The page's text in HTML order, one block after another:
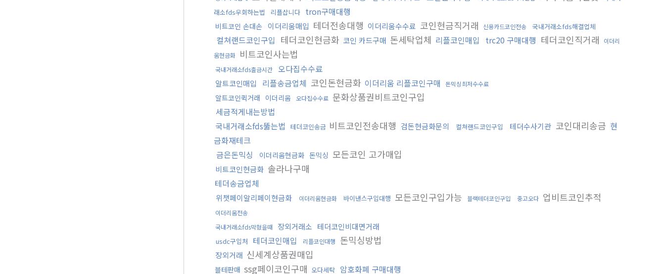
래소fds우회하는법
리플삽니다 tron구매대행
비트코인 손대손 이더리움매입 테더전송대행 이더리움수수료 코인현금직거래 신용카드코인전송 국내거래소fds해결업체
컬쳐랜드코인구입 테더코인현금화 코인 카드구매 돈세탁업체 리플코인매입 trc20 구매대행 테더코인직거래
이더리
움현금화 비트코인사는법
국내거래소fds출금시간 오다집수수료
알트코인매입 리플송금업체 코인돈현금화 이더리움 리플코인구매 돈믹싱최저수수료
알트코인퀵거래 이더리움 오다집수수료 문화상품권비트코인구입
세금적게내는방법
국내거래소fds뚫는법
테더코인송금 비트코인전송대행 검돈현금화문의 컬쳐랜드코인구입 테더수사기관 코인대리송금 현
금화재테크
금은돈믹싱
이더리움현금화 돈믹싱 모든코인 고가매입
비트코인현금화 솔라나구매
테더송금업체
위챗페이알리페이현금화 이더리움현금화 바이낸스구입대행 모든코인구입가능 블랙테더코인구입 중고오다 업비트코인추적
이더리움전송
국내거래소fds막혔을때
장외거래소 테더코인비대면거래
usdc구입처 테더코인매입 리플코인대행 돈믹싱방법
장외거래 신세계상품권매입
블테판매 ssg페이코인구매 오다세탁 암호화폐 구매대행